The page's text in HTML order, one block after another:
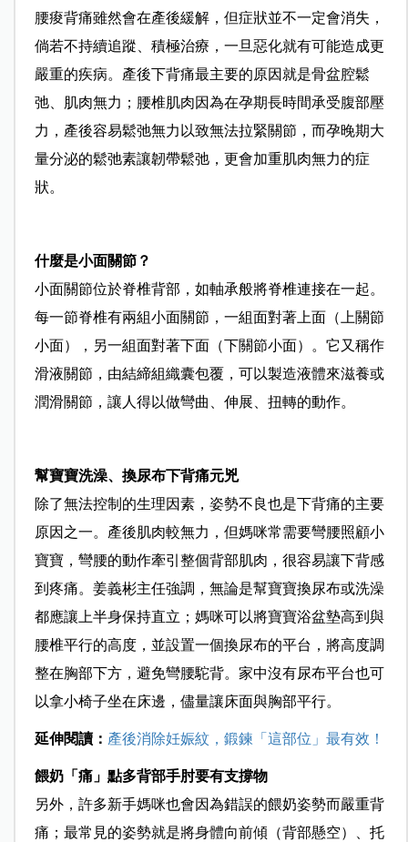
腰痠背痛雖然會在產後緩解，但症狀並不一定會消失，
倘若不持續追蹤、積極治療，一旦惡化就有可能造成更
嚴重的疾病。產後下背痛最主要的原因就是骨盆腔鬆
弛、肌肉無力；腰椎肌肉因為在孕期長時間承受腹部壓
力，產後容易鬆弛無力以致無法拉緊關節，而孕晚期大
量分泌的鬆弛素讓韌帶鬆弛，更會加重肌肉無力的症
狀。
什麼是小面關節？
小面關節位於脊椎背部，如軸承般將脊椎連接在一起。
每一節脊椎有兩組小面關節，一組面對著上面（上關節
小面），另一組面對著下面（下關節小面）。它又稱作
滑液關節，由結締組織囊包覆，可以製造液體來滋養或
潤滑關節，讓人得以做彎曲、伸展、扭轉的動作。
幫寶寶洗澡、換尿布下背痛元兇
除了無法控制的生理因素，姿勢不良也是下背痛的主要
原因之一。產後肌肉較無力，但媽咪常需要彎腰照顧小
寶寶，彎腰的動作牽引整個背部肌肉，很容易讓下背感
到疼痛。姜義彬主任強調，無論是幫寶寶換尿布或洗澡
都應讓上半身保持直立；媽咪可以將寶寶浴盆墊高到與
腰椎平行的高度，並設置一個換尿布的平台，將高度調
整在胸部下方，避免彎腰駝背。家中沒有尿布平台也可
以拿小椅子坐在床邊，儘量讓床面與胸部平行。
延伸閱讀： 產後消除妊娠紋，鍛鍊「這部位」最有效！
餵奶「痛」點多背部手肘要有支撐物
另外，許多新手媽咪也會因為錯誤的餵奶姿勢而嚴重背
痛；最常見的姿勢就是將身體向前傾（背部懸空）、托